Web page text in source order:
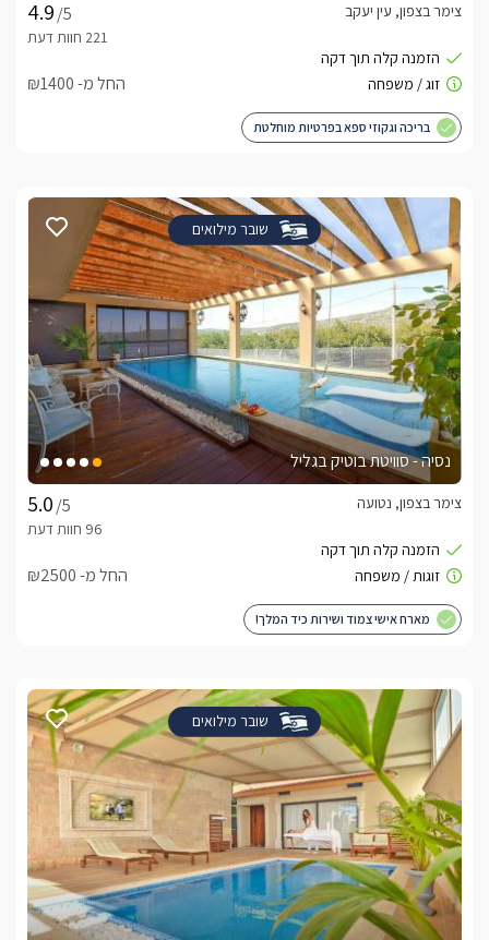
/5
צימר בצפון, עין יעקב
החל מ- ₪1400
בריכה וגקוזי ספא בפרטיות מוחלטת
שובר מילואים
נסיה - סוויטת בוטיק בגליל
/5
צימר בצפון, נטועה
החל מ- ₪2500
מארח אישי צמוד ושירות כיד המלך!
שובר מילואים